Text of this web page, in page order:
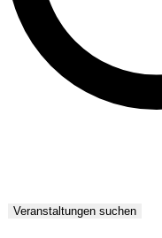
Veranstaltungen suchen